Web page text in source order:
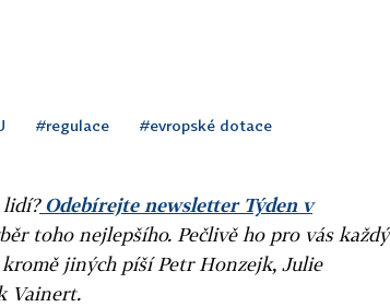
#regulace #evropské dotace
lidí?Odebírejte newsletter Týden v
toho nejlepšího. Pečlivě ho pro vás každý
jiných píší Petr Honzejk, Julie
Vainert.